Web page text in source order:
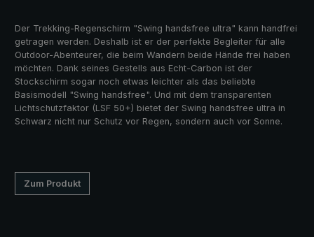
Der Trekking-Regenschirm "Swing handsfree ultra" kann handfrei
getragen werden. Deshalb ist er der perfekte Begleiter für alle
Outdoor-Abenteurer, die beim Wandern beide Hände frei haben
möchten. Dank seines Gestells aus Echt-Carbon ist der
Stockschirm sogar noch etwas leichter als das beliebte
Basismodell "Swing handsfree". Und mit dem transparenten
Lichtschutzfaktor (LSF 50+) bietet der Swing handsfree ultra in
Schwarz nicht nur Schutz vor Regen, sondern auch vor Sonne.
Zum Produkt